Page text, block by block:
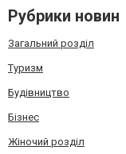
Рубрики новин
Загальний розділ
Туризм
Будівництво
Бізнес
Жіночий розділ